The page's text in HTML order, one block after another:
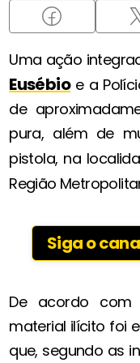
Uma ação
Eusébioe a
de
pura, além de
pistola, na
Região
Siga o
De acordo
material ilícito foi
que, segundo as